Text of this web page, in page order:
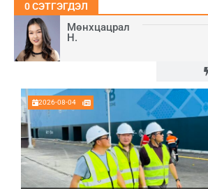
Мөнхцацрал
Н.
2026-08-04
0СЭТГЭГДЭЛ